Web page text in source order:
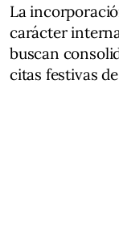
La
carácter
buscan
citas festivas